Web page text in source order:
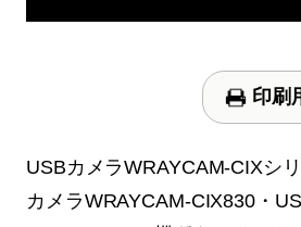
印刷
USBカメラWRAYCAM-CIXシ
カメラWRAYCAM-CIX830・